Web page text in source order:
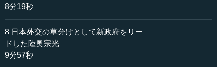
この時に乗り込んだ船は、オーディン号というイギリス
の最優秀のフリゲート艦です。外輪を2個付けて2000ト
ン、大砲16門、乗員200～300名という大きな船です。さら
に、日本の使節のために内部を日本座敷風にする改装工事
香港で行っています。なぜかというと、イギリスの方がア
8分19秒
8.日本外交の草分けとして新政府をリー
ドした陸奥宗光
9分57秒